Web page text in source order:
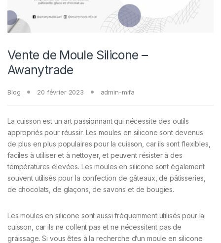
Vente de Moule Silicone –
Awanytrade
Blog 20 février 2023 admin-mifa
La cuisson est un art passionnant qui nécessite des outils
appropriés pour réussir. Les moules en silicone sont devenus
de plus en plus populaires pour la cuisson, car ils sont flexibles,
faciles à utiliser et à nettoyer, et peuvent résister à des
températures élevées. Les moules en silicone sont également
souvent utilisés pour la confection de gâteaux, de pâtisseries,
de chocolats, de glaçons, de savons et de bougies.
Les moules en silicone sont aussi fréquemment utilisés pour la
cuisson, car ils ne collent pas et ne nécessitent pas de
graissage. Si vous êtes à la recherche d’un moule en silicone